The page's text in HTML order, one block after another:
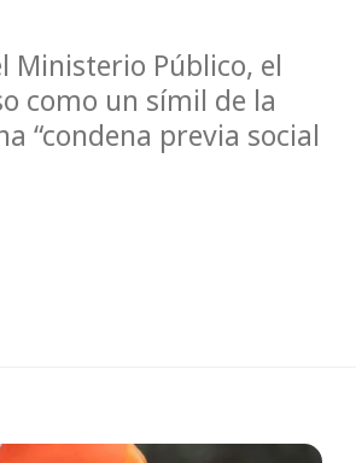
Ministerio Público, el
como un símil de la
“condena previa social